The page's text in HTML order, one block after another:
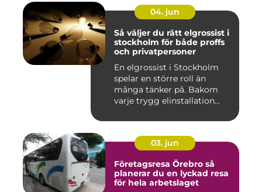
04. jun
Så väljer du rätt elgrossist i
stockholm för både proffs
och privatpersoner
En elgrossist i Stockholm
spelar en större roll än
många tänker på. Bakom
varje trygg elinstallation...
03. jun
Företagsresa Örebro så
planerar du en lyckad resa
för hela arbetslaget